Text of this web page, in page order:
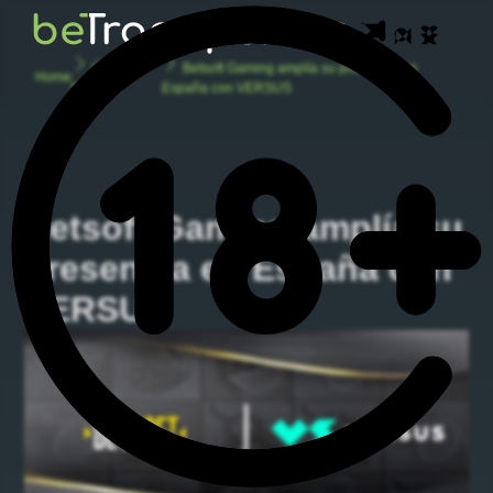
Home
Últimas
Noticias
Betsoft Gaming amplía su presencia en
España con VERSUS
Betsoft Gaming amplía su
presencia en España con
VERSUS